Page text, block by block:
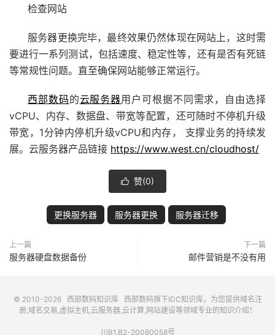
检查网站
服务器更换完毕，最终效果仍然体现在网站上，这时需
要进行一系列测试，包括速度、稳定性等，还有是否有死链
等常规性问题。直至确保网站能够正常运行。
西部数码的云服务器用户可根据不同需求，自由选择
vCPU、内存、数据盘、带宽等配置，还可随时不停机升级
带宽，1分钟内停机升级vCPU和内存， 支撑业务的持续发
展。云服务器产品链接 https://www.west.cn/cloudhost/
 赞(0)
更换服务器 服务器更换 服务器迁移
上一篇
服务器硬盘数据备份
下一篇
邮件营销是不没有用
© 2010-2026 西部数码知识库 西部数码旗下IDC知识库，为您提供域名注
册,域名交易,虚拟主机,云服务器,云计算,网站建设等领域专业的知识介绍！
川B1.B2-20080058号